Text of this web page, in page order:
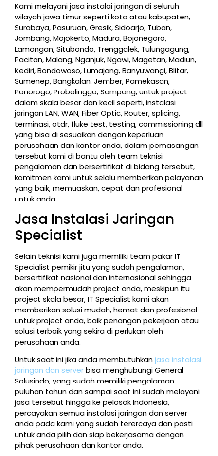
Kami melayani jasa instalai jaringan di seluruh
wilayah jawa timur seperti kota atau kabupaten,
Surabaya, Pasuruan, Gresik, Sidoarjo, Tuban,
Jombang, Mojokerto, Madura, Bojonegoro,
Lamongan, Situbondo, Trenggalek, Tulungagung,
Pacitan, Malang, Nganjuk, Ngawi, Magetan, Madiun,
Kediri, Bondowoso, Lumajang, Banyuwangi, Blitar,
Sumenep, Bangkalan, Jember, Pamekasan,
Ponorogo, Probolinggo, Sampang, untuk project
dalam skala besar dan kecil seperti, instalasi
jaringan LAN, WAN, Fiber Optic, Router, splicing,
terminasi, otdr, fluke test, testing, commissioning dll
yang bisa di sesuaikan dengan keperluan
perusahaan dan kantor anda, dalam pemasangan
tersebut kami di bantu oleh team teknisi
pengalaman dan bersertifikat di bidang tersebut,
komitmen kami untuk selalu memberikan pelayanan
yang baik, memuaskan, cepat dan profesional
untuk anda.
Jasa Instalasi Jaringan
Specialist
Selain teknisi kami juga memiliki team pakar IT
Specialist pemikir jitu yang sudah pengalaman,
bersertifikat nasional dan internasional sehingga
akan mempermudah project anda, meskipun itu
project skala besar, IT Specialist kami akan
memberikan solusi mudah, hemat dan profesional
untuk project anda, baik penangan pekerjaan atau
solusi terbaik yang sekira di perlukan oleh
perusahaan anda.
Untuk saat ini jika anda membutuhkanjasa instalasi
jaringan dan serverbisa menghubungi General
Solusindo, yang sudah memiliki pengalaman
puluhan tahun dan sampai saat ini sudah melayani
jasa tersebut hingga ke pelosok Indonesia,
percayakan semua instalasi jaringan dan server
anda pada kami yang sudah terercaya dan pasti
untuk anda pilih dan siap bekerjasama dengan
pihak perusahaan dan kantor anda.